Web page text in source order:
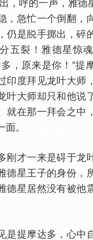
，呼的一声，雅德
，急忙一个倒翻，
仍是
手掷出，碎
五裂！雅德星惊
，原来是你！”提
印度拜见龙叶大师
叶大师却只和他说
就在那一拜会之中
。
才一来是碍于龙叶
德星王子的身份，
德星居然没有被他
提摩达多，心中自